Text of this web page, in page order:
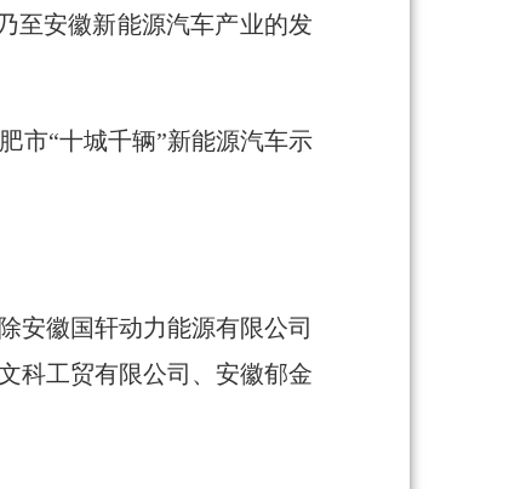
至安徽新能源汽车产业的发
“十城千辆”新能源汽车示
徽国轩动力能源有限公司
科工贸有限公司、安徽郁金